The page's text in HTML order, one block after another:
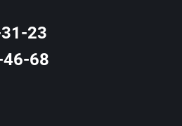
23
68